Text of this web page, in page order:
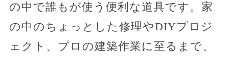
の中で誰もが使う便利な道具です。家
の中のちょっとした修理やDIYプロジ
ェクト、プロの建築作業に至るまで、